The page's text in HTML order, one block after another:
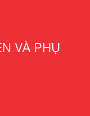
VÀ PHỤ